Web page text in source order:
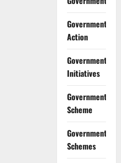
Government
Action
Government
Initiatives
Government
Scheme
Government
Schemes